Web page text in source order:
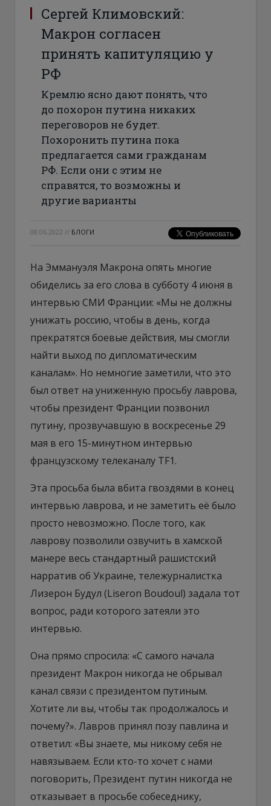
Сергей Климовский:
Макрон согласен
принять капитуляцию у
РФ
Кремлю ясно дают понять, что
до похорон путина никаких
переговоров не будет.
Похоронить путина пока
предлагается сами гражданам
РФ. Если они с этим не
справятся, то возможны и
другие варианты
08.06.2022 // БЛОГИ
На Эммануэля Макрона опять многие
обиделись за его слова в субботу 4 июня в
интервью СМИ Франции: «Мы не должны
унижать россию, чтобы в день, когда
прекратятся боевые действия, мы смогли
найти выход по дипломатическим
каналам». Но немногие заметили, что это
был ответ на униженную просьбу лаврова,
чтобы президент Франции позвонил
путину, прозвучавшую в воскресенье 29
мая в его 15-минутном интервью
французскому телеканалу TF1.
Эта просьба была вбита гвоздями в конец
интервью лаврова, и не заметить её было
просто невозможно. После того, как
лаврову позволили озвучить в хамской
манере весь стандартный рашистский
нарратив об Украине, тележурналистка
Лизерон Будул (Liseron Boudoul) задала тот
вопрос, ради которого затеяли это
интервью.
Она прямо спросила: «С самого начала
президент Макрон никогда не обрывал
канал связи с президентом путиным.
Хотите ли вы, чтобы так продолжалось и
почему?». Лавров принял позу павлина и
ответил: «Вы знаете, мы никому себя не
навязываем. Если кто-то хочет с нами
поговорить, Президент путин никогда не
отказывает в просьбе собеседнику,